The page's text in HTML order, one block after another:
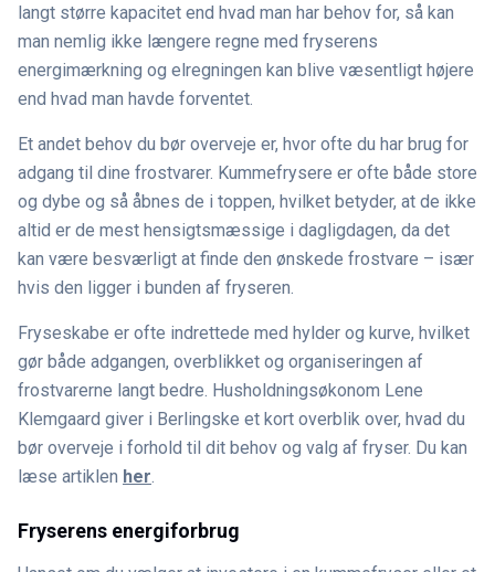
langt større kapacitet end hvad man har behov for, så kan
man nemlig ikke længere regne med fryserens
energimærkning og elregningen kan blive væsentligt højere
end hvad man havde forventet.
Et andet behov du bør overveje er, hvor ofte du har brug for
adgang til dine frostvarer. Kummefrysere er ofte både store
og dybe og så åbnes de i toppen, hvilket betyder, at de ikke
altid er de mest hensigtsmæssige i dagligdagen, da det
kan være besværligt at finde den ønskede frostvare – især
hvis den ligger i bunden af fryseren.
Fryseskabe er ofte indrettede med hylder og kurve, hvilket
gør både adgangen, overblikket og organiseringen af
frostvarerne langt bedre. Husholdningsøkonom Lene
Klemgaard giver i Berlingske et kort overblik over, hvad du
bør overveje i forhold til dit behov og valg af fryser. Du kan
læse artiklen her
Fryserens energiforbrug